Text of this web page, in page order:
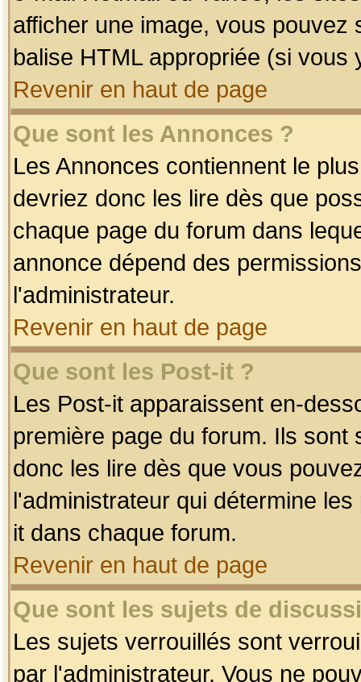
afficher une image, vous pouvez
balise HTML appropriée (si vous
Revenir en haut de page
Que sont les Annonces ?
Les Annonces contiennent le
devriez donc les lire dès que
chaque page du forum dans
annonce dépend des
l'administrateur.
Revenir en haut de page
Que sont les Post-it ?
Les Post-it apparaissent en-
première page du forum. Ils
donc les lire dès que vous
l'administrateur qui détermine
it dans chaque forum.
Revenir en haut de page
Que sont les sujets de
Les sujets verrouillés sont
par l'administrateur. Vous ne